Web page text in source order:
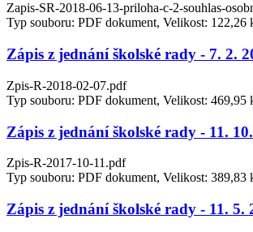
Zapis-SR-2018-06-13-priloha-c-2-souhlas-
Typ souboru: PDF dokument, Velikost: 122,26
Zápis z jednání školské rady - 7. 2.
Zpis-R-2018-02-07.pdf
Typ souboru: PDF dokument, Velikost: 469,95
Zápis z jednání školské rady - 11.
Zpis-R-2017-10-11.pdf
Typ souboru: PDF dokument, Velikost: 389,83
Zápis z jednání školské rady - 11. 5.